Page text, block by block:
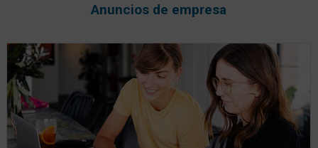
Anuncios de empresa